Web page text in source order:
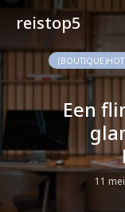
reistop5
Een
11